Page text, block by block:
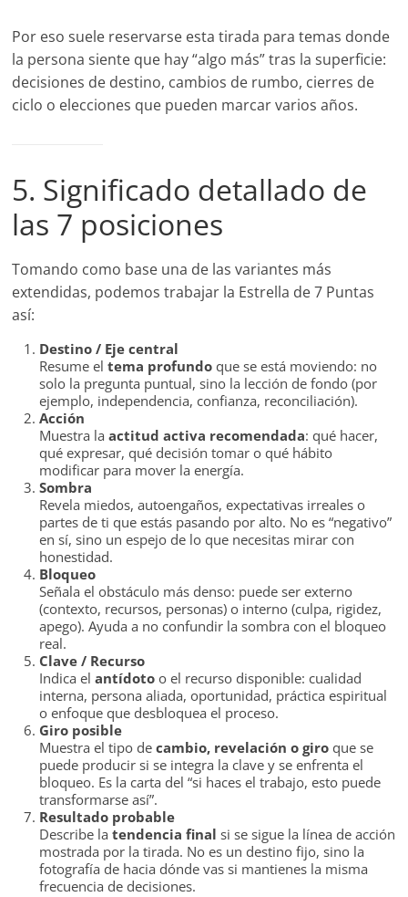
Por eso suele reservarse esta tirada para temas donde
la persona siente que hay “algo más” tras la superficie:
decisiones de destino, cambios de rumbo, cierres de
ciclo o elecciones que pueden marcar varios años.
5. Significado detallado de
las 7 posiciones
Tomando como base una de las variantes más
extendidas, podemos trabajar la Estrella de 7 Puntas
así:
Destino / Eje central
Resume eltema profundo que se está moviendo: no
solo la pregunta puntual, sino la lección de fondo (por
ejemplo, independencia, confianza, reconciliación).
Acción
Muestra laactitud activa recomendada: qué hacer,
qué expresar, qué decisión tomar o qué hábito
modificar para mover la energía.
Sombra
Revela miedos, autoengaños, expectativas irreales o
partes de ti que estás pasando por alto. No es “negativo”
en sí, sino un espejo de lo que necesitas mirar con
honestidad.
Bloqueo
Señala el obstáculo más denso: puede ser externo
(contexto, recursos, personas) o interno (culpa, rigidez,
apego). Ayuda a no confundir la sombra con el bloqueo
real.
Clave / Recurso
Indica elantídoto o el recurso disponible: cualidad
interna, persona aliada, oportunidad, práctica espiritual
o enfoque que desbloquea el proceso.
Giro posible
Muestra el tipo decambio, revelación o giro que se
puede producir si se integra la clave y se enfrenta el
bloqueo. Es la carta del “si haces el trabajo, esto puede
transformarse así”.
Resultado probable
Describe latendencia final si se sigue la línea de acción
mostrada por la tirada. No es un destino fijo, sino la
fotografía de hacia dónde vas si mantienes la misma
frecuencia de decisiones.